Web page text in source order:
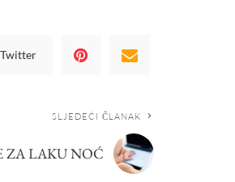
SLJEDEĆI ČLANAK
ZA LAKU NOĆ